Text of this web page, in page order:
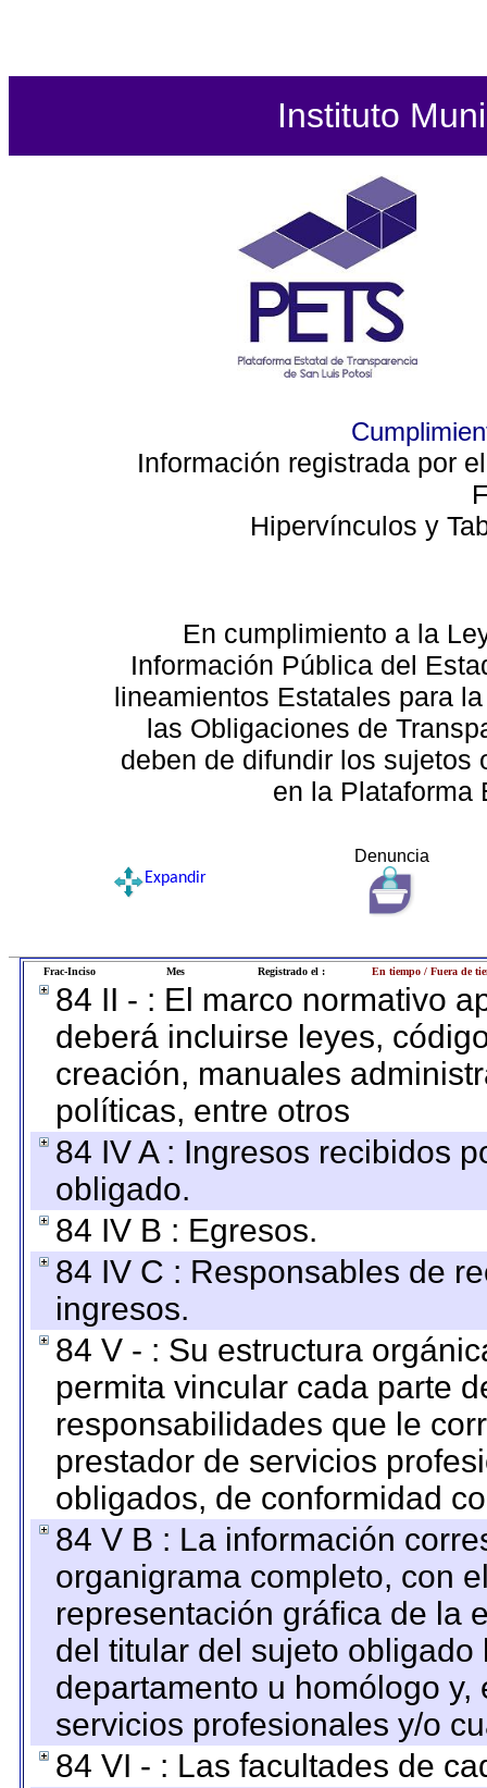
Instituto
Información registrada por
Hipervínculos y
En cumplimiento a la
Información Pública del
lineamientos Estatales para
las Obligaciones de
deben de difundir los sujetos
en la Plataforma
Denuncia
Expandir
Frac-Inciso Mes Registrado el : En tiempo / Fuera de
84 II - : El marco normativo
deberá incluirse leyes,
creación, manuales
políticas, entre otros
84 IV A : Ingresos recibidos
obligado.
84 IV B : Egresos.
84 IV C : Responsables de
ingresos.
84 V - : Su estructura
permita vincular cada parte
responsabilidades que le
prestador de servicios
obligados, de conformidad
84 V B : La información
organigrama completo, con
representación gráfica de la
del titular del sujeto
departamento u homólogo
servicios profesionales y/o
84 VI - : Las facultades de